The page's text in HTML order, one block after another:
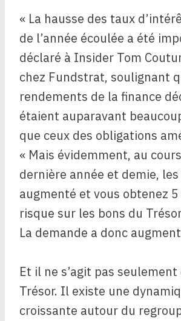
« La hausse des taux
de l’année écoulée a été
déclaré à Insider Tom
chez Fundstrat, soulignant
rendements de la finance
étaient auparavant
que ceux des obligations
« Mais évidemment, au
dernière année et demie,
augmenté et vous obtenez 5
risque sur les bons du
La demande a donc
Et il ne s’agit pas
Trésor. Il existe une
croissante autour du